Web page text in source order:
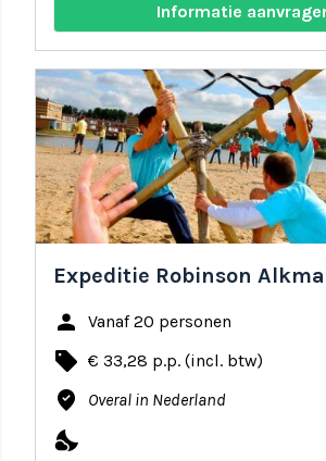
Informatie
Expeditie Robinson
person Vanaf 20 personen
local_offer € 33,28 p.p. (incl. btw)
where_to_vote Overal in Nederland
nights_stay